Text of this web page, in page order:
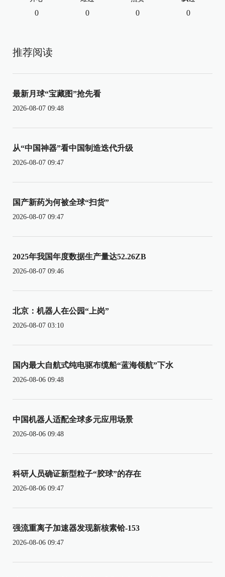
0 0 0 0
推荐阅读
最新月球“宝藏图”抢先看
2026-08-07 09:48
从“中国神器”看中国制造迭代升级
2026-08-07 09:47
国产新药为何被全球“扫货”
2026-08-07 09:47
2025年我国年度数据生产量达52.26ZB
2026-08-07 09:46
北京：机器人在公园“上岗”
2026-08-07 03:10
国内最大自航式纯电驱布缆船“蓝海领航”下水
2026-08-06 09:48
中国机器人适配全球多元应用场景
2026-08-06 09:48
科研人员确证新型粒子“胶球”的存在
2026-08-06 09:47
强流重离子加速器发现新核素铪-153
2026-08-06 09:47